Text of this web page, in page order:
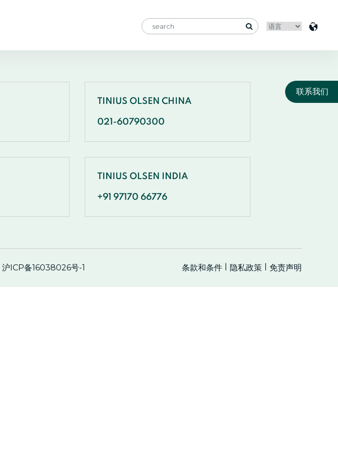
TINIUS OLSEN CHINA
021-60790300
TINIUS OLSEN INDIA
+91 97170 66776
沪ICP备16038026号-1 条款和条件 隐私政策 免责声明
联系我们